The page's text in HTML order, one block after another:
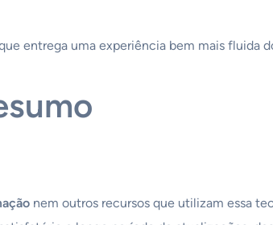
entrega uma experiência bem mais fluida
nem outros recursos que utilizam essa